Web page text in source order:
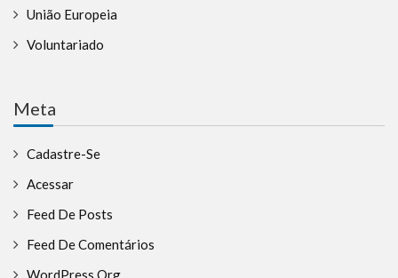
União Europeia
Voluntariado
Meta
Cadastre-Se
Acessar
Feed De Posts
Feed De Comentários
WordPress.org